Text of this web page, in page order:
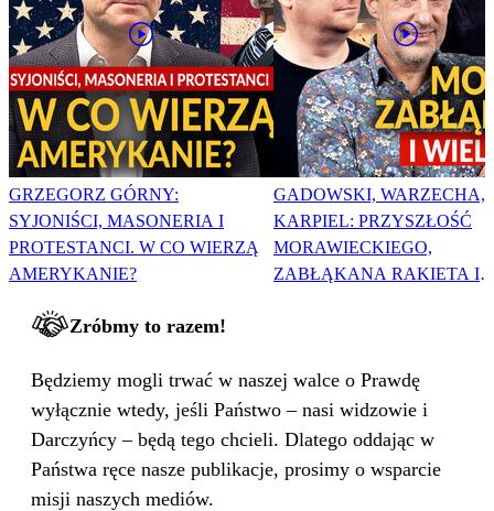
GRZEGORZ GÓRNY:
SYJONIŚCI, MASONERIA I
PROTESTANCI. W CO WIERZĄ
AMERYKANIE?
GADOWSKI, WARZECHA,
KARPIEL: PRZYSZŁOŚĆ
MORAWIECKIEGO,
ZABŁĄKANA RAKIETA I
Zróbmy to razem!
Będziemy mogli trwać w naszej walce o Prawdę
wyłącznie wtedy, jeśli Państwo – nasi widzowie i
Darczyńcy – będą tego chcieli. Dlatego oddając w
Państwa ręce nasze publikacje, prosimy o wsparcie
misji naszych mediów.